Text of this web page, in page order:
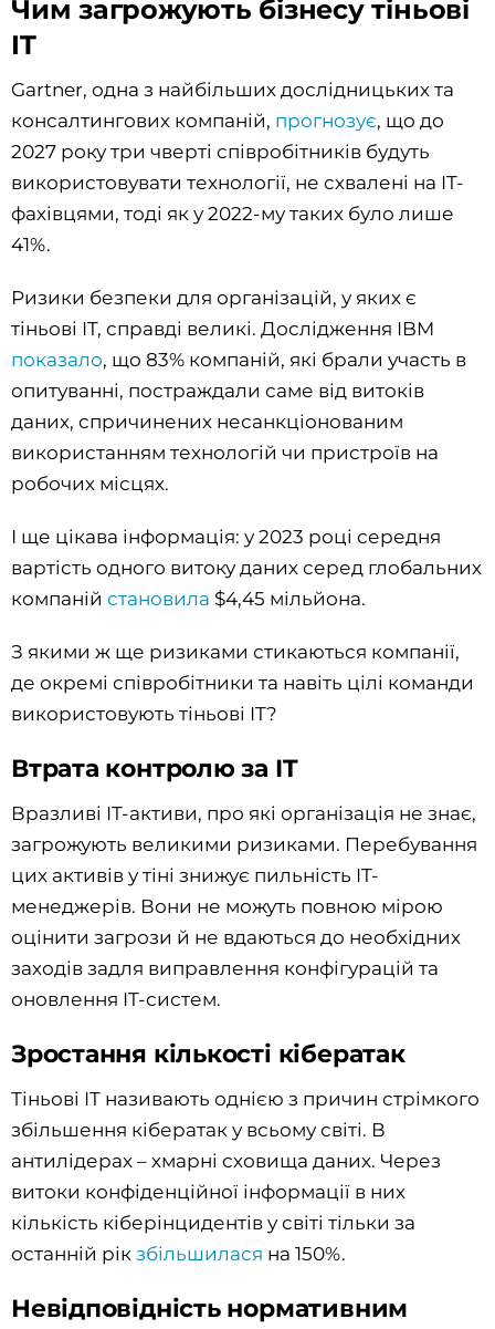
Чим загрожують бізнесу тіньові
IT
Gartner, одна з найбільших дослідницьких та
консалтингових компаній, прогнозує, що до
2027 року три чверті співробітників будуть
використовувати технології, не схвалені на IT-
фахівцями, тоді як у 2022-му таких було лише
41%.
Ризики безпеки для організацій, у яких є
тіньові IT, справді великі. Дослідження IBM
показало, що 83% компаній, які брали участь в
опитуванні, постраждали саме від витоків
даних, спричинених несанкціонованим
використанням технологій чи пристроїв на
робочих місцях.
І ще цікава інформація: у 2023 році середня
вартість одного витоку даних серед глобальних
компаній становила $4,45 мільйона.
З якими ж ще ризиками стикаються компанії,
де окремі співробітники та навіть цілі команди
використовують тіньові IT?
Втрата контролю за IT
Вразливі IT-активи, про які організація не знає,
загрожують великими ризиками. Перебування
цих активів у тіні знижує пильність IT-
менеджерів. Вони не можуть повною мірою
оцінити загрози й не вдаються до необхідних
заходів задля виправлення конфігурацій та
оновлення IT-систем.
Зростання кількості кібератак
Тіньові IT називають однією з причин стрімкого
збільшення кібератак у всьому світі. В
антилідерах – хмарні сховища даних. Через
витоки конфіденційної інформації в них
кількість кіберінцидентів у світі тільки за
останній рік збільшилася на 150%.
Невідповідність нормативним